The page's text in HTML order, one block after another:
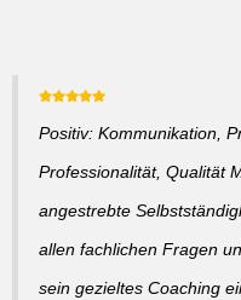
Positiv: Kommunikation,
Professionalität, Qualität
angestrebte
allen fachlichen Fragen
sein gezieltes Coaching